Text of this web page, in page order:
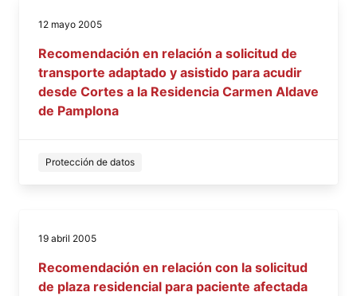
12 mayo 2005
Recomendación en relación a solicitud de
transporte adaptado y asistido para acudir
desde Cortes a la Residencia Carmen Aldave
de Pamplona
Protección de datos
19 abril 2005
Recomendación en relación con la solicitud
de plaza residencial para paciente afectada